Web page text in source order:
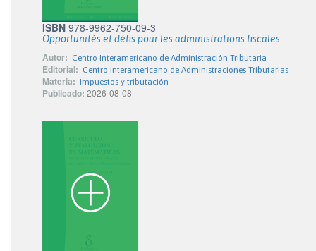
ISBN 978-9962-750-09-3
Opportunités et défis pour les administrations fiscales
Autor: Centro Interamericano de Administración Tributaria
Editorial: Centro Interamericano de Administraciones Tributarias
Materia: Impuestos y tributación
Publicado: 2026-08-08